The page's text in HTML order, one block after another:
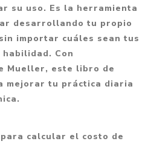
su uso. Es la herramienta
desarrollando tu propio
importar cuáles sean tus
Con
Mueller, este libro de
mejorar tu práctica diaria
calcular el costo de